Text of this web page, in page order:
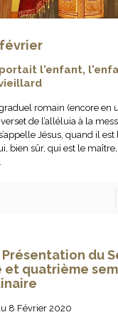
février
l'enfant,
romain (encore en
de l’alléluia à la
Jésus, quand il
bien sûr, qui est le maître,
du
et quatrième
8 Février 2020